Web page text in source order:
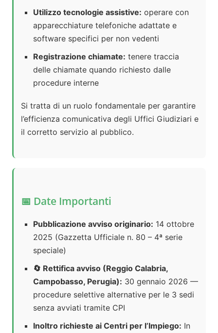
Utilizzo tecnologie assistive: operare con
apparecchiature telefoniche adattate e
software specifici per non vedenti
Registrazione chiamate: tenere traccia
delle chiamate quando richiesto dalle
procedure interne
Si tratta di un ruolo fondamentale per garantire
l’efficienza comunicativa degli Uffici Giudiziari e
il corretto servizio al pubblico.
📅 Date Importanti
Pubblicazione avviso originario: 14 ottobre
2025 (Gazzetta Ufficiale n. 80 – 4ª serie
speciale)
🔄 Rettifica avviso (Reggio Calabria,
Campobasso, Perugia): 30 gennaio 2026 —
procedure selettive alternative per le 3 sedi
senza avviati tramite CPI
Inoltro richieste ai Centri per l’Impiego: In